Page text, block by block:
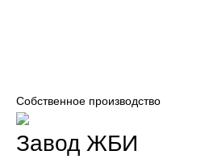
Собственное производство
Завод ЖБИ